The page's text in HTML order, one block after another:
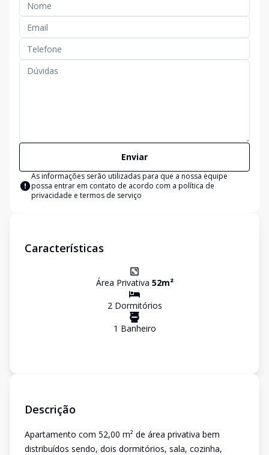
Enviar
As informações serão utilizadas para que a nossa equipe
possa entrar em contato de acordo com a política de
privacidade e termos de serviço
Características
Área Privativa 52m²
2Dormitórios
1 Banheiro
Descrição
Apartamento com 52,00 m² de área privativa bem
distribuídos sendo, dois dormitórios, sala, cozinha,